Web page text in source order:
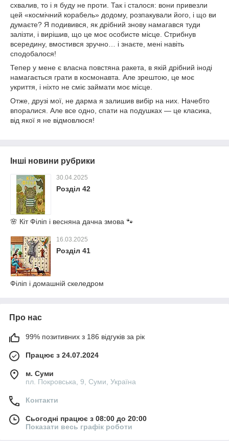
схвалив, то і я буду не проти. Так і сталося: вони привезли
цей «космічний корабель» додому, розпакували його, і що ви
думаєте? Я подивився, як дрібний знову намагався туди
залізти, і вирішив, що це моє особисте місце. Стрибнув
всередину, вмостився зручно… і знаєте, мені навіть
сподобалося!
Тепер у мене є власна повстяна ракета, в якій дрібний іноді
намагається грати в космонавта. Але зрештою, це моє
укриття, і ніхто не сміє займати моє місце.
Отже, друзі мої, не дарма я залишив вибір на них. Начебто
впоралися. Але все одно, спати на подушках — це класика,
від якої я не відмовлюся!
Інші новини рубрики
30.04.2025
Розділ 42
🌸 Кіт Філіп і весняна дачна змова 🐾
16.03.2025
Розділ 41
Філіп і домашній скеледром
Про нас
99% позитивних з 186 відгуків за рік
Працює з 24.07.2024
м. Суми
пл. Покровська, 9, Суми, Україна
Контакти
Сьогодні працює з 08:00 до 20:00
Показати весь графік роботи